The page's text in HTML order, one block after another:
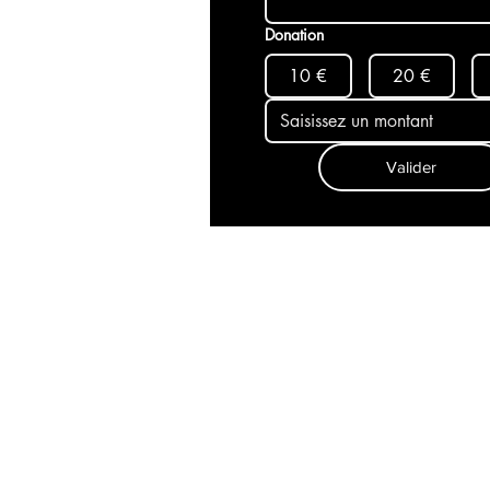
Donation
10 € 20 €
Valider